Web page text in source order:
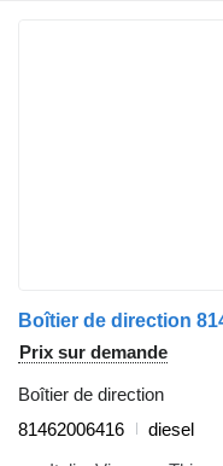
Prix sur demande
Boîtier de direction
81462006416
diesel